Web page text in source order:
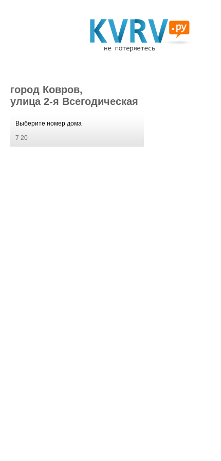
город Ковров,
улица 2-я Всегодическая
Выберите номер дома
7 20